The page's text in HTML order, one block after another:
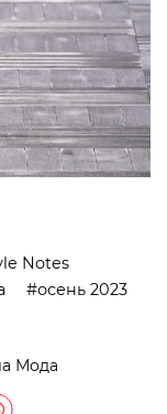
Notes
осень 2023
Мода